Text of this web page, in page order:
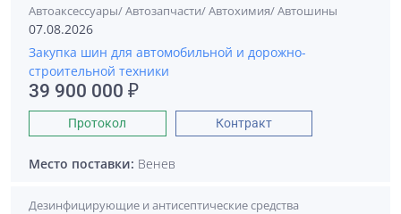
Автоаксессуары/ Автозапчасти/ Автохимия/ Автошины
07.08.2026
Закупка шин для автомобильной и дорожно-
строительной техники
39 900 000 ₽
Протокол Контракт
Место поставки: Венев
Дезинфицирующие и антисептические средства